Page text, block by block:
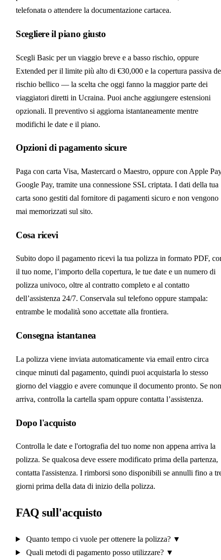
telefonata o attendere la documentazione cartacea.
Scegliere il piano giusto
Scegli Basic per un viaggio breve e a basso rischio, oppure
Extended per il limite più alto di €30,000 e la copertura passiva
rischio bellico — la scelta che oggi fanno la maggior parte dei
viaggiatori diretti in Ucraina. Puoi anche aggiungere estensioni
opzionali. Il preventivo si aggiorna istantaneamente mentre
modifichi le date e il piano.
Opzioni di pagamento sicure
Paga con carta Visa, Mastercard o Maestro, oppure con Apple
Google Pay, tramite una connessione SSL criptata. I dati della tua
carta sono gestiti dal fornitore di pagamenti sicuro e non vengono
mai memorizzati sul sito.
Cosa ricevi
Subito dopo il pagamento ricevi la tua polizza in formato PDF,
il tuo nome, l’importo della copertura, le tue date e un numero di
polizza univoco, oltre al contratto completo e al contatto
dell’assistenza 24/7. Conservala sul telefono oppure stampala:
entrambe le modalità sono accettate alla frontiera.
Consegna istantanea
La polizza viene inviata automaticamente via email entro circa
cinque minuti dal pagamento, quindi puoi acquistarla lo stesso
giorno del viaggio e avere comunque il documento pronto. Se non
arriva, controlla la cartella spam oppure contatta l’assistenza.
Dopo l'acquisto
Controlla le date e l'ortografia del tuo nome non appena arriva la
polizza. Se qualcosa deve essere modificato prima della partenza,
contatta l'assistenza. I rimborsi sono disponibili se annulli fino a
giorni prima della data di inizio della polizza.
FAQ sull'acquisto
Quanto tempo ci vuole per ottenere la polizza? ▼
Quali metodi di pagamento posso utilizzare? ▼